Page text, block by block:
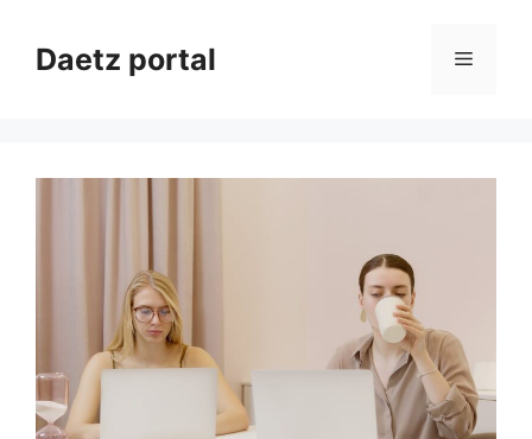
treściDaetz portal Menu